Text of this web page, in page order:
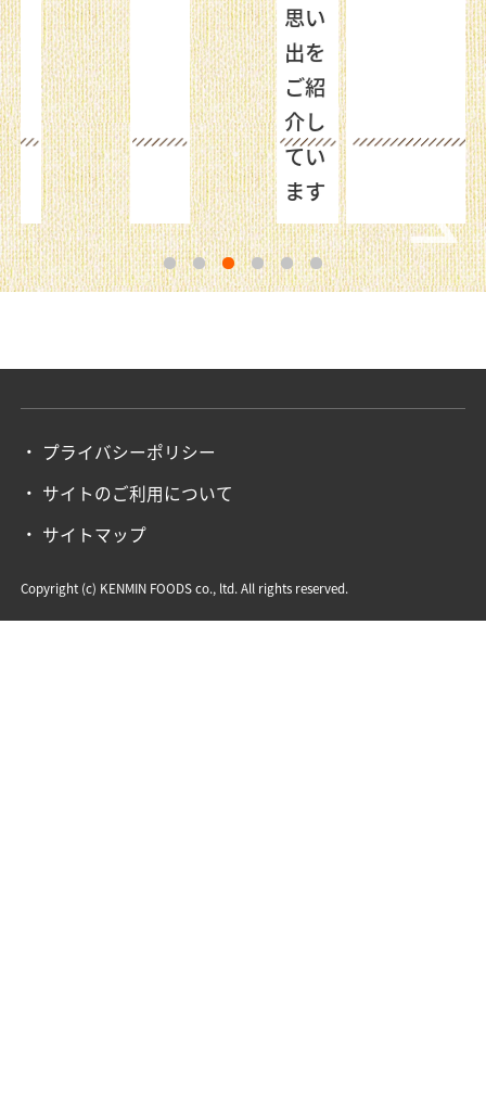
思い
出を
ご紹
介し
てい
ます
1 2 3 4 5 6
プライバシーポリシー
サイトのご利用について
サイトマップ
Copyright (c) KENMIN FOODS co., ltd. All rights reserved.